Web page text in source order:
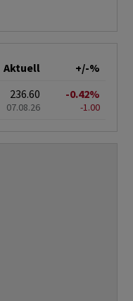
Aktuell
+/-%
236.60
07.08.26
-0.42%
-1.00